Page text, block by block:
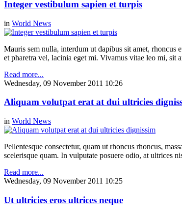
Integer vestibulum sapien et turpis
in World News
Mauris sem nulla, interdum ut dapibus sit amet, rhoncus
et pharetra vel, lacinia eget mi. Vivamus vitae leo mi, sit
Read more...
Wednesday, 09 November 2011 10:26
Aliquam volutpat erat at dui ultricies
in World News
Pellentesque consectetur, quam ut rhoncus rhoncus,
scelerisque quam. In vulputate posuere odio, at ultrices
Read more...
Wednesday, 09 November 2011 10:25
Ut ultricies eros ultrices neque